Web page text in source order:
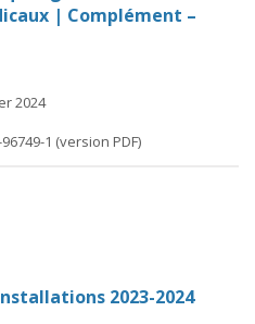
| Complément –
2024
1 (version PDF)
2023-2024